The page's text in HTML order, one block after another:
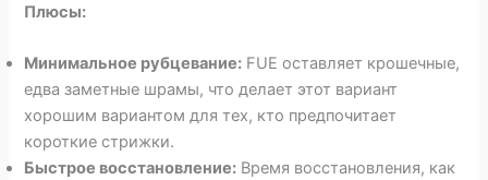
Плюсы:
Минимальное рубцевание: FUE оставляет крошечные,
едва заметные шрамы, что делает этот вариант
хорошим вариантом для тех, кто предпочитает
короткие стрижки.
Быстрое восстановление: Время восстановления, как